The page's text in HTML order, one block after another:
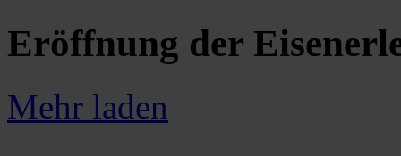
Eröffnung der
Mehr laden